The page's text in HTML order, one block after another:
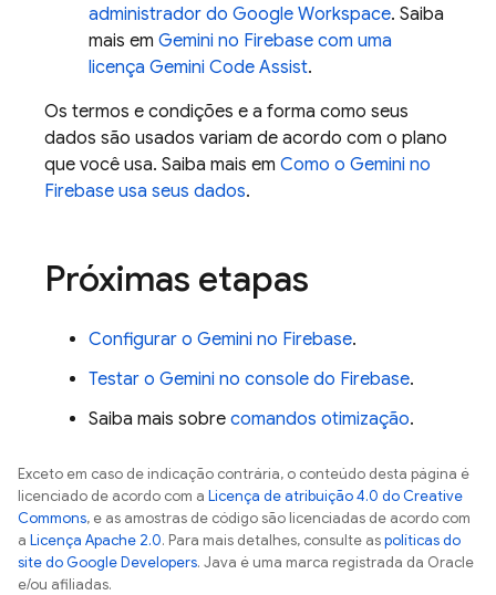
administrador do Google Workspace. Saiba
mais em Gemini no Firebase com uma
licença Gemini Code Assist.
Os termos e condições e a forma como seus
dados são usados variam de acordo com o plano
que você usa. Saiba mais em Como o Gemini no
Firebase usa seus dados.
Próximas etapas
Configurar o Gemini no Firebase.
Testar o Gemini no console do Firebase.
Saiba mais sobre comandos otimização.
Exceto em caso de indicação contrária, o conteúdo desta página é
licenciado de acordo com a Licença de atribuição 4.0 do Creative
Commons, e as amostras de código são licenciadas de acordo com
a Licença Apache 2.0. Para mais detalhes, consulte aspolíticas do
site do Google Developers. Java é uma marca registrada da Oracle
e/ou afiliadas.